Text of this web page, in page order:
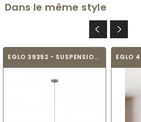
Dans le même style
EGLO 39352 - SUSPENSION DESIGN - SAGANTO